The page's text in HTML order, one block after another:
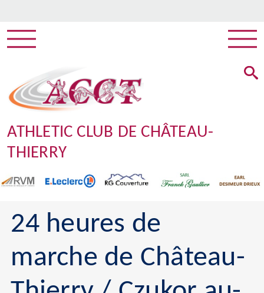
ATHLETIC CLUB DE CHÂTEAU-
THIERRY
24 heures de
marche de Château-